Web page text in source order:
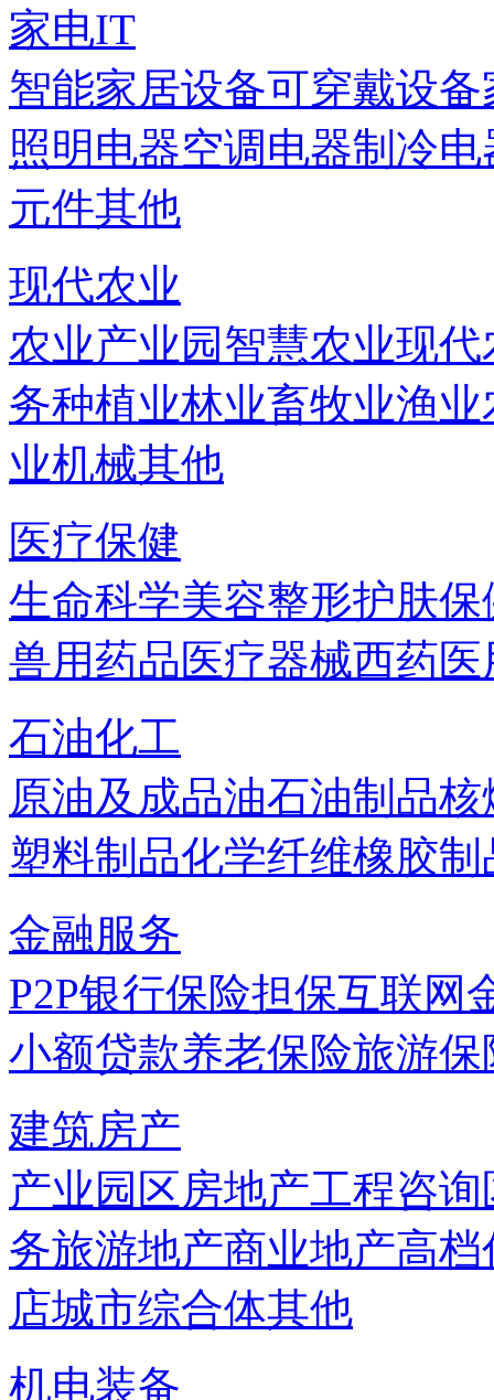
家电IT
智能家居设备可穿戴设备
照明电器空调电器制冷电
元件其他
现代农业
农业产业园智慧农业现代
务种植业林业畜牧业渔业
业机械其他
医疗保健
生命科学美容整形护肤保
兽用药品医疗器械西药
石油化工
原油及成品油石油制品核
塑料制品化学纤维橡胶制
金融服务
P2P银行保险担保互联网
小额贷款养老保险旅游保
建筑房产
产业园区房地产工程咨询
务旅游地产商业地产高档
店城市综合体其他
机电装备